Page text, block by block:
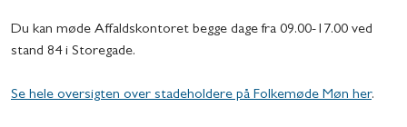
Du kan møde Affaldskontoret begge dage fra 09.00-17.00 ved
stand 84 i Storegade.
Se hele oversigten over stadeholdere på Folkemøde Møn her.